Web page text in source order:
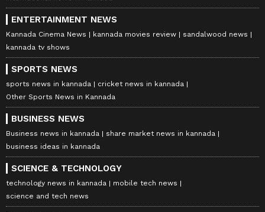
ENTERTAINMENT NEWS
Kannada Cinema News kannada movies review
sandalwood news
kannada tv shows
SPORTS NEWS
sports news in kannada
cricket news in kannada
Other Sports News in Kannada
BUSINESS NEWS
Business news in kannada
share market news in kannada
business ideas in kannada
SCIENCE & TECHNOLOGY
technology news in kannada
mobile tech news
science and tech news